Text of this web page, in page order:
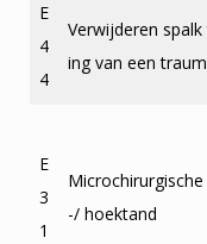
E
4
4
Verwijderen
ing van een
E
3
1
-/ hoektand